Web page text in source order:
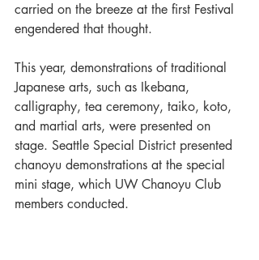
carried on the breeze at the first Festival
engendered that thought.
This year, demonstrations of traditional
Japanese arts, such as Ikebana,
calligraphy, tea ceremony, taiko, koto,
and martial arts, were presented on
stage. Seattle Special District presented
chanoyu demonstrations at the special
mini stage, which UW Chanoyu Club
members conducted.